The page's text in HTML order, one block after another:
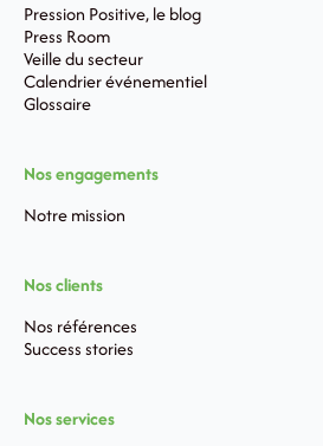
Pression Positive, le blog
Press Room
Veille du secteur
Calendrier événementiel
Glossaire
Nos engagements
Notre mission
Nos clients
Nos références
Success stories
Nos services